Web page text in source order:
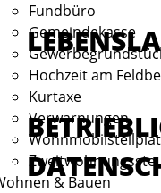
Fundbüro
Gemeindekasse
Hochzeit am
Kurtaxe
Verwarnungen
& Bauen